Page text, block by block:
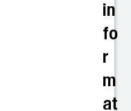
in
fo
r
m
at